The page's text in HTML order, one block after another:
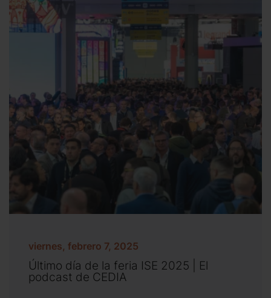
viernes, febrero 7, 2025
Último día de la feria ISE 2025 | El
podcast de CEDIA